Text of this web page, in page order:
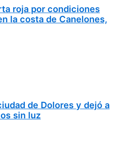
roja por condiciones
la costa de Canelones,
de Dolores y dejó a
sin luz